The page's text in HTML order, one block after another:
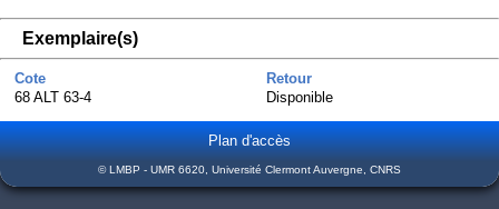
Exemplaire(s)
Cote
Retour
68 ALT 63-4
Disponible
Plan d'accès
© LMBP - UMR 6620, Université Clermont Auvergne, CNRS